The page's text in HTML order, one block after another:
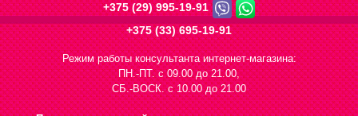
+375 (29) 995-19-91
+375 (33) 695-19-91
Режим работы консультанта интернет-магазина:
ПН.-ПТ. с 09.00 до 21.00,
СБ.-ВОСК. с 10.00 до 21.00